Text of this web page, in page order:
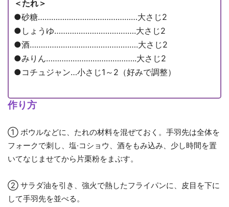
＜たれ＞
●砂糖………………………………………大さじ2
●しょうゆ……………………………….大さじ2
●酒………………………………………….大さじ2
●みりん…………………………………..大さじ2
●コチュジャン…小さじ1～2（好みで調整）
作り方
① ボウルなどに、たれの材料を混ぜておく。手羽先は全体を
フォークで刺し、塩·コショウ、酒をもみ込み、少し時間を置
いてなじませてから片栗粉をまぶす。
② サラダ油を引き、強火で熱したフライパンに、皮目を下に
して手羽先を並べる。